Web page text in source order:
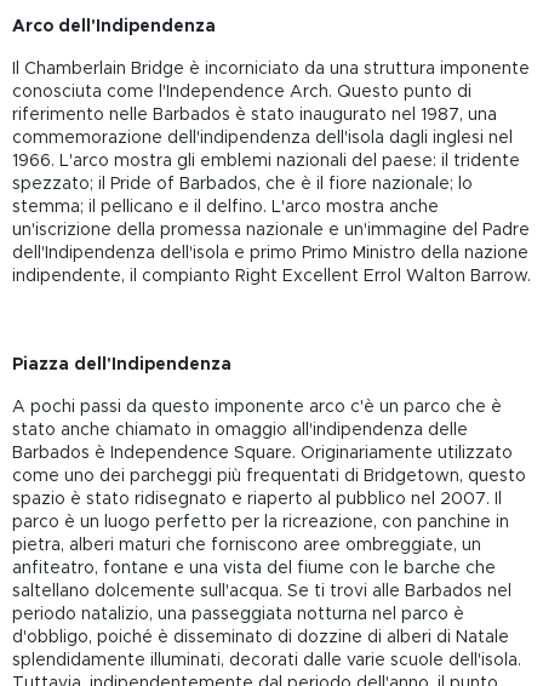
Arco dell'Indipendenza
Il Chamberlain Bridge è incorniciato da una struttura imponente
conosciuta come l'Independence Arch. Questo punto di
riferimento nelle Barbados è stato inaugurato nel 1987, una
commemorazione dell'indipendenza dell'isola dagli inglesi nel
1966. L'arco mostra gli emblemi nazionali del paese: il tridente
spezzato; il Pride of Barbados, che è il fiore nazionale; lo
stemma; il pellicano e il delfino. L'arco mostra anche
un'iscrizione della promessa nazionale e un'immagine del Padre
dell'Indipendenza dell'isola e primo Primo Ministro della nazione
indipendente, il compianto Right Excellent Errol Walton Barrow.
Piazza dell'Indipendenza
A pochi passi da questo imponente arco c'è un parco che è
stato anche chiamato in omaggio all'indipendenza delle
Barbados è Independence Square. Originariamente utilizzato
come uno dei parcheggi più frequentati di Bridgetown, questo
spazio è stato ridisegnato e riaperto al pubblico nel 2007. Il
parco è un luogo perfetto per la ricreazione, con panchine in
pietra, alberi maturi che forniscono aree ombreggiate, un
anfiteatro, fontane e una vista del fiume con le barche che
saltellano dolcemente sull'acqua. Se ti trovi alle Barbados nel
periodo natalizio, una passeggiata notturna nel parco è
d'obbligo, poiché è disseminato di dozzine di alberi di Natale
splendidamente illuminati, decorati dalle varie scuole dell'isola.